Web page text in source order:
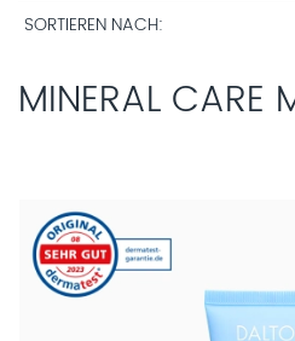
MINERAL CARE
SORTIEREN NACH